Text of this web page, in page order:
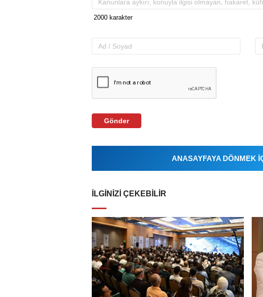
Gönder
ANASAYFAYA DÖNMEK
İLGINIZI ÇEKEBILIR